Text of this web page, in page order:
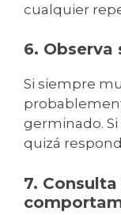
cualquier
6. Observa
Si siempre
germinado.
quizá
7.